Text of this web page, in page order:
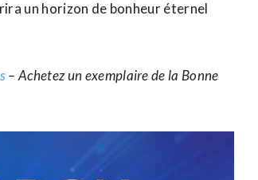
un horizon de bonheur éternel
– Achetez un exemplaire de la Bonne